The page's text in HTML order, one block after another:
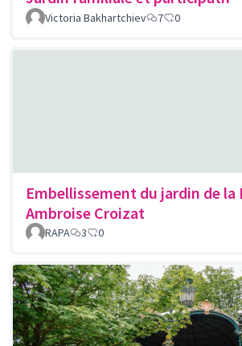
Victoria Bakhartchiev
7 0
Embellissement du jardin de la
Ambroise Croizat
RAPA 3 0